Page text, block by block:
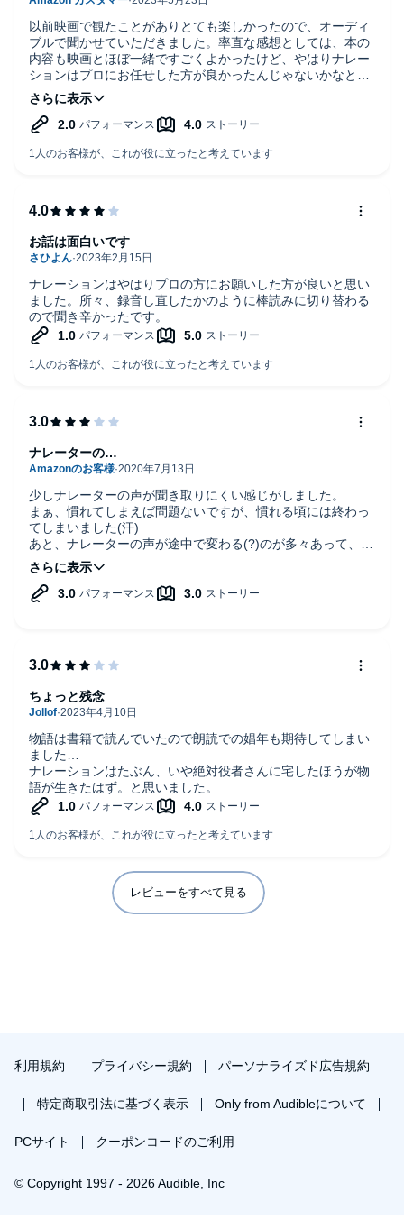
以前映画で観たことがありとても楽しかったので、オーディ
ブルで聞かせていただきました。率直な感想としては、本の
内容も映画とほぼ一緒ですごくよかったけど、やはりナレー
ションはプロにお任せした方が良かったんじゃないかなと思
います。もし映画を観てなかったら、たぶん、出だしで聴く
のをやめていたと思います。
ナレーションはやはりプロの方にお願いした方が良いと思い
ました。所々、録音し直したかのように棒読みに切り替わる
ので聞き辛かったです。
お話は面白いです
少しナレーターの声が聞き取りにくい感じがしました。
まぁ、慣れてしまえば問題ないですが、慣れる頃には終わっ
てしまいました(汗)
あと、ナレーターの声が途中で変わる(?)のが多々あって、録
音の問題ですかね？？
ストーリーとしては、「こんな世界もあるのか」といったと
ころでしょうか。
ナレーターの…
物語は書籍で読んでいたので朗読での娼年も期待してしまい
ました…
ナレーションはたぶん、いや絶対役者さんに宅したほうが物
語が生きたはず。と思いました。
ちょっと残念
レビューをすべて見る
利用規約 プライバシー規約 パーソナライズド広告規約
特定商取引法に基づく表示 Only from Audibleについて
PCサイト クーポンコードのご利用
© Copyright 1997 - 2026 Audible, Inc